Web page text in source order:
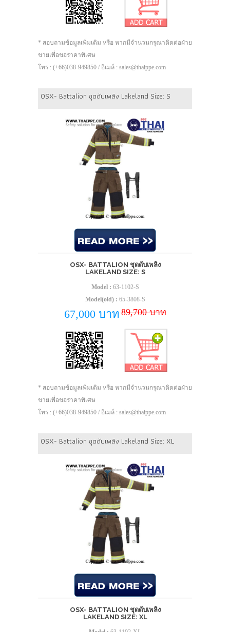
* สอบถามข้อมูลเพิ่มเติม หรือ หากมีจำนวนกรุณาติดต่อฝ่าย
ขายเพื่อขอราคาพิเศษ
โทร : (+66)038-949850 / อีเมล์ : sales@thaippe.com
OSX- Battalion ชุดดับเพลิง Lakeland Size: S
OSX- BATTALION ชุดดับเพลิง
LAKELAND SIZE: S
Model : 63-1102-S
Model(old) : 65-3808-S
67,000 บาท 89,700 บาท
* สอบถามข้อมูลเพิ่มเติม หรือ หากมีจำนวนกรุณาติดต่อฝ่าย
ขายเพื่อขอราคาพิเศษ
โทร : (+66)038-949850 / อีเมล์ : sales@thaippe.com
OSX- Battalion ชุดดับเพลิง Lakeland Size: XL
OSX- BATTALION ชุดดับเพลิง
LAKELAND SIZE: XL